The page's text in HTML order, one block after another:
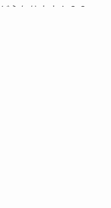
うなりますん？？